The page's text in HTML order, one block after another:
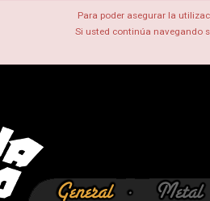
Para poder asegurar la
Si usted continúa navegando